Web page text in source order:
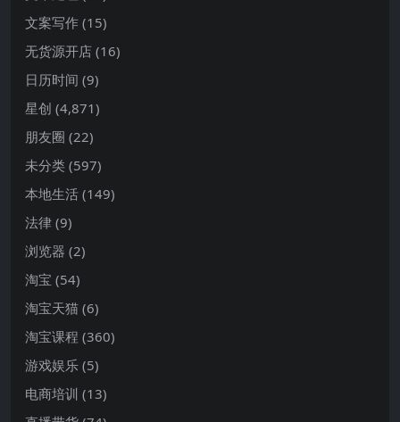
文案写作 (15)
无货源开店 (16)
日历时间 (9)
星创 (4,871)
朋友圈 (22)
未分类 (597)
本地生活 (149)
法律 (9)
浏览器 (2)
淘宝 (54)
淘宝天猫 (6)
淘宝课程 (360)
游戏娱乐 (5)
电商培训 (13)